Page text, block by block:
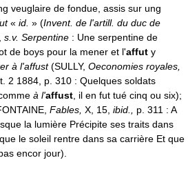
veuglaire de fondue, assis sur ung
« id. » (Invent. de l'artill. du duc de
s.v. Serpentine : Une serpentine de
de boys pour la mener et l'affut y
à l'affust(SULLY, Oeconomies royales,
t. 2 1884, p. 310 : Quelques soldats
à l'affust , il en fut tué cinq ou six);
Fables, X, 15, ibid.,
p. 311 : A
la lumière Précipite ses traits dans
le soleil rentre dans sa carrière Et que
encor jour).